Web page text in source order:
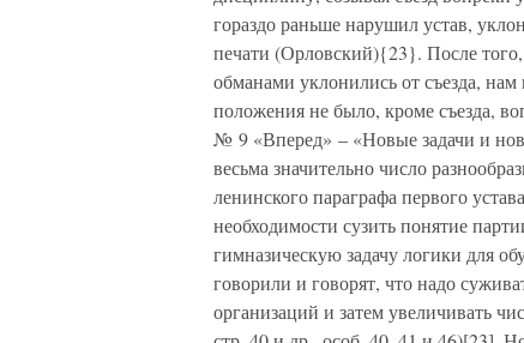
гораздо раньше нарушил устав,
печати (Орловский){23}. После
обманами уклонились от съезда, нам
положения не было, кроме съезда,
№ 9 «Вперед» – «Новые задачи и
весьма значительно число
ленинского параграфа первого
необходимости сузить понятие
гимназическую задачу логики для
говорили и говорят, что надо
организаций и затем увеличивать